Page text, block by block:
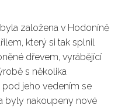
založena v Hodoníně
který si tak splnil
dřevem, vyrábějící
s několika
pod jeho vedením se
byly nakoupeny nové